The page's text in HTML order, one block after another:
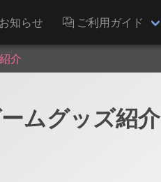
お知らせ ご利用ガイド
介
ムグッズ紹介